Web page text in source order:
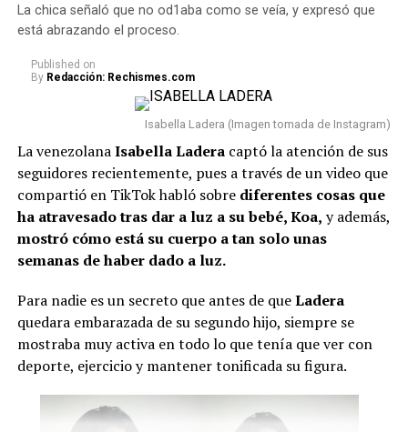
Kast, de Chile; Santiago Peña, de Paraguay; José
Raúl Mulino, de Panamá; Luis Abinader, de
República Dominicana; Nasry Asfura, de Honduras;
y Gilmar Pisas, de Curazao, en representación del
Reino de los Países Bajos.Asimismo, estarán
vicepresidentes de Perú y Guatemala.
Lee también: “No compaginamos”: Juanda Caribe
habló de Sheila Gandara y reveló cómo está su
relación actualmente
Con respecto a los expresidentes del país, asistirán
Duque, César Gaviria y Andrés Pastrana.
embargo, aún hay incertidumbre sobre si Álvaro Uribe
hará acto de presencia.
Por último, se conoció que durante esta jornada se
firmarán nuevosdecretos relacionados con temas de
salud, seguridad y reducción de costos en contratos
públicos. Además, se posesionarán los ministros y se
La chica señaló que no od1aba como se veía, y expresó que
está abrazando el proceso.
Published on
By Redacción: Rechismes.com
Isabella Ladera (Imagen tomada de Instagram)
La venezolanaIsabella Laderacaptó la atención de sus
seguidores recientemente, pues a través de un video que
compartió en TikTok habló sobrediferentes cosas que
ha atravesado tras dar a luz a su bebé, Koa, y además,
mostró cómo está su cuerpo a tan solo unas
semanas de haber dado a luz.
Para nadie es un secreto que antes de queLadera
quedara embarazada de su segundo hijo, siempre se
mostraba muy activa en todo lo que tenía que ver con
deporte, ejercicio y mantener tonificada su figura.